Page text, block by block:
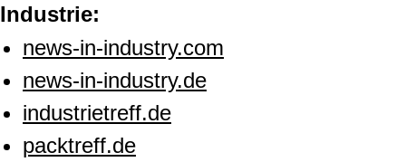
Industrie:
news-in-industry.com
news-in-industry.de
industrietreff.de
packtreff.de